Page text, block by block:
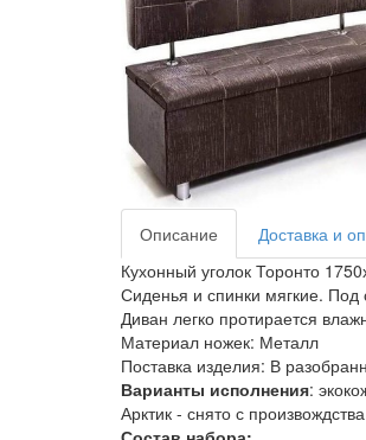
Описание Доставка и
Кухонный уголок Торонто
Сиденья и спинки мягкие.
Диван легко протирается
Материал ножек: Металл
Поставка изделия: В
Варианты исполнения:
Арктик - снято с произвождства